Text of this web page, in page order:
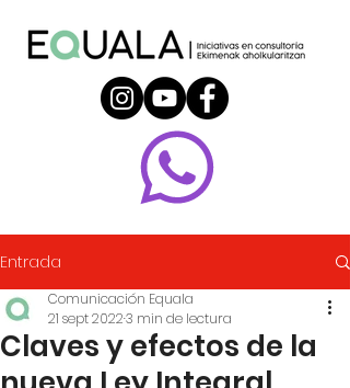
Entrada
Claves y efectos de la
Comunicación Equala
21 sept 20223 min de lectura